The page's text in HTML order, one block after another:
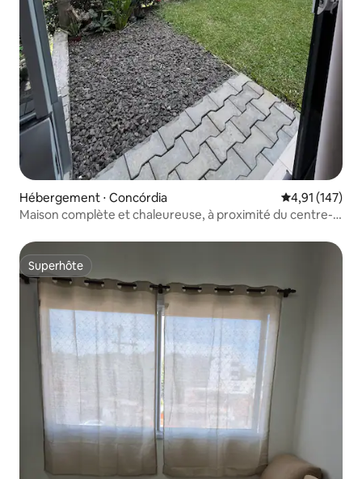
Hébergement ⋅ Concórdia Évaluation
4,91 (147)
Maison complète et chaleureuse, à proximité du centre-
Superhôte
Superhôte